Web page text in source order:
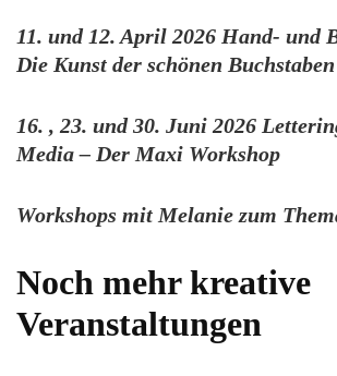
11. und 12. April 2026 Hand- und
Die Kunst der schönen Buchstaben
16. , 23. und 30. Juni 2026
Media – Der Maxi Workshop
Workshops mit Melanie zum
Noch mehr kreative
Veranstaltungen